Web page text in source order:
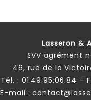
Lasseron &
SVV agrément
46, rue de la
Tél. : 01.49.95.06.84 –
E-mail :